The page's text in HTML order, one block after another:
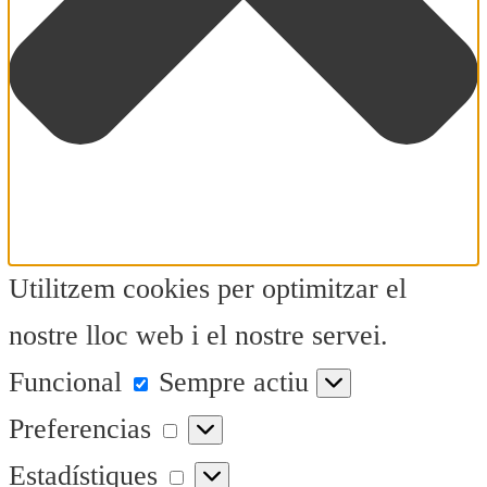
Utilitzem cookies per optimitzar el
nostre lloc web i el nostre servei.
Funcional
Funcional
Sempre actiu
Preferencias
Preferencias
Estadístiques
Estadístiques